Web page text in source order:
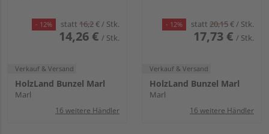
- 12% statt 16,2€ / Stk.
14,26 € / Stk.
Verkauf & Versand
HolzLand Bunzel Marl
Marl
16 weitere Händler
- 12% statt 20,15€ / Stk.
17,73 € / Stk.
Verkauf & Versand
HolzLand Bunzel Marl
Marl
16 weitere Händler